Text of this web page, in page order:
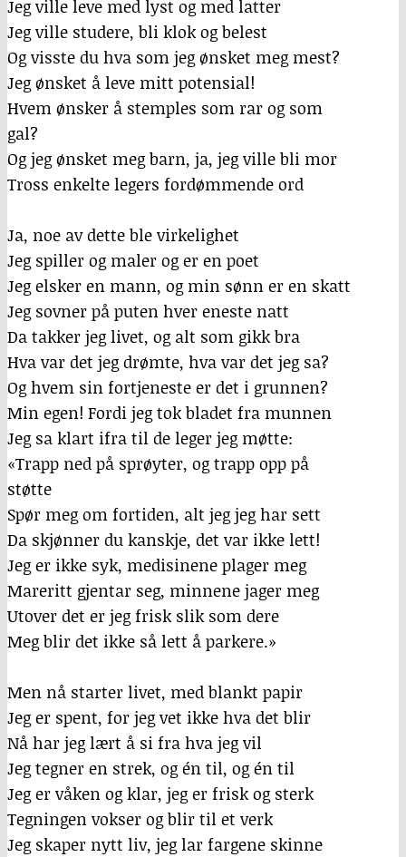
Jeg ville leve med lyst og med latter
Jeg ville studere, bli klok og belest
Og visste du hva som jeg ønsket meg mest?
Jeg ønsket å leve mitt potensial!
Hvem ønsker å stemples som rar og som
gal?
Og jeg ønsket meg barn, ja, jeg ville bli mor
Tross enkelte legers fordømmende ord
Ja, noe av dette ble virkelighet
Jeg spiller og maler og er en poet
Jeg elsker en mann, og min sønn er en skatt
Jeg sovner på puten hver eneste natt
Da takker jeg livet, og alt som gikk bra
Hva var det jeg drømte, hva var det jeg sa?
Og hvem sin fortjeneste er det i grunnen?
Min egen! Fordi jeg tok bladet fra munnen
Jeg sa klart ifra til de leger jeg møtte:
«Trapp ned på sprøyter, og trapp opp på
støtte
Spør meg om fortiden, alt jeg jeg har sett
Da skjønner du kanskje, det var ikke lett!
Jeg er ikke syk, medisinene plager meg
Mareritt gjentar seg, minnene jager meg
Utover det er jeg frisk slik som dere
Meg blir det ikke så lett å parkere.»
Men nå starter livet, med blankt papir
Jeg er spent, for jeg vet ikke hva det blir
Nå har jeg lært å si fra hva jeg vil
Jeg tegner en strek, og én til, og én til
Jeg er våken og klar, jeg er frisk og sterk
Tegningen vokser og blir til et verk
Jeg skaper nytt liv, jeg lar fargene skinne